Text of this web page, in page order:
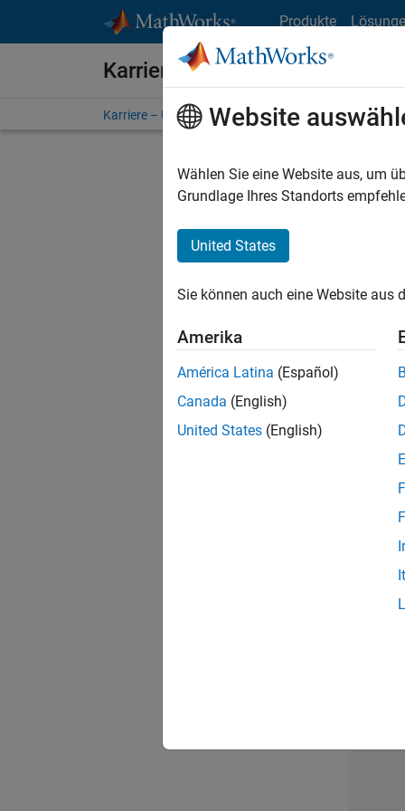
Produkte
Karriere bei MathWorks
Karriere – Übersicht Stellensuche
Es
Website
Wählen Sie eine Website aus, um
Grundlage Ihres Standorts
United States
Sie können auch eine Website aus
Amerika
América Latina (Español)
Canada (English)
United States (English)